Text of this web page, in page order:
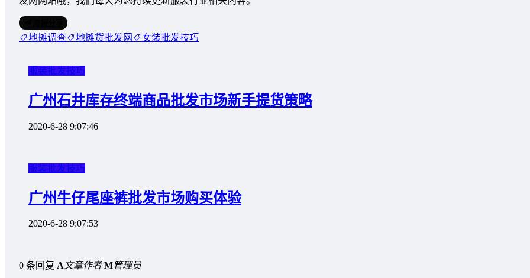
地摊调查 地摊货批发网 女装批发技巧
服装批发技巧
广州石井库存终端商品批发市场新手提货策略
2020-6-28 9:07:46
服装批发技巧
广州牛仔尾座裤批发市场购买体验
2020-6-28 9:07:53
0 条回复 A文章作者 M管理员